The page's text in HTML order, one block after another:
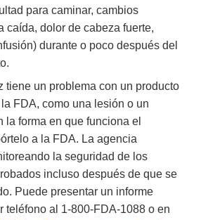
para caminar, cambios
caída, dolor de cabeza fuerte,
durante o poco después del
tiene un problema con un producto
FDA, como una lesión o un
la forma en que funciona el
a la FDA. La agencia
la seguridad de los
incluso después de que se
Puede presentar un informe
teléfono al 1-800-FDA-1088 o en